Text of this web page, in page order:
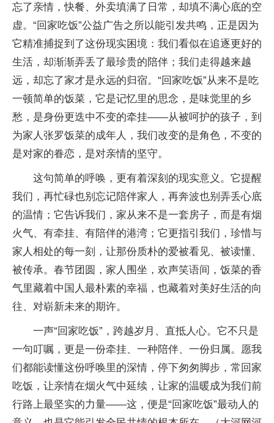
忘了亲情，快餐、外卖填满了日常，却填不满心底的空
虚。“回家吃饭”公益广告之所以能引发共鸣，正是因为
它精准捕捉到了这份现实困境：我们看似在追逐更好的
生活，却渐渐弄丢了最珍贵的陪伴；我们走得越来越
远，却忘了家才是永远的归宿。“回家吃饭”从来不是吃
一顿简单的饭菜，它是记忆里的思念，是味觉里的乡
愁，是身份更迭中不变的牵挂——从被呵护的孩子，到
为家人张罗饭菜的成年人，我们改变的是角色，不变的
是对家的眷恋，是对亲情的坚守。
这句简单的呼唤，更有着深刻的现实意义。它提醒
我们，再忙碌也别忘记陪伴家人，再奔波也别弄丢心底
的温情；它告诉我们，家从来不是一套房子，而是有烟
火气、有牵挂、有陪伴的港湾；它更指引我们，珍惜与
家人相处的每一刻，让那份质朴的爱被看见、被读懂、
被传承。春节团圆，家人围坐，欢声笑语间，饭菜的香
气里藏着中国人最朴素的幸福，也藏着对美好生活的向
往、对崭新未来的期许。
一声“回家吃饭”，跨越岁月、直抵人心。它不只是
一句叮嘱，更是一份牵挂、一种陪伴、一份归属。愿我
们都能读懂这份呼唤里的深情，停下匆匆脚步，常回家
吃饭，让亲情在烟火气中延续，让家的温暖成为我们前
行路上最坚实的力量——这，便是“回家吃饭”最动人的